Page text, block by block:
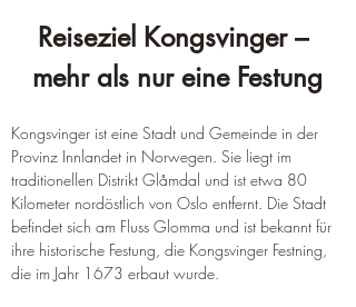
Reiseziel Kongsvinger –
mehr als nur eine Festung
Kongsvinger ist eine Stadt und Gemeinde in der
Provinz Innlandet in Norwegen. Sie liegt im
traditionellen Distrikt Glåmdal und ist etwa 80
Kilometer nordöstlich von Oslo entfernt. Die Stadt
befindet sich am Fluss Glomma und ist bekannt für
ihre historische Festung, die Kongsvinger Festning,
die im Jahr 1673 erbaut wurde.